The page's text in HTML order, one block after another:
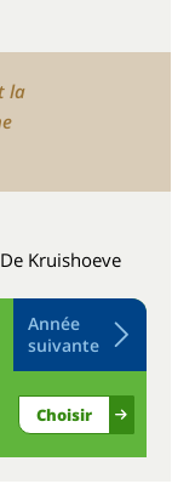
la
Kruishoeve
Année
suivante
Choisir